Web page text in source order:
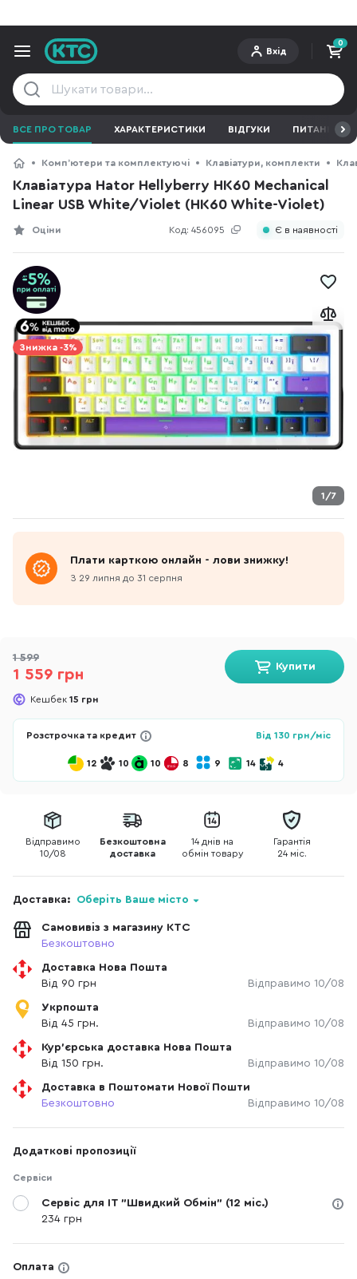
Вхід
0
ВСЕ ПРО ТОВАР ХАРАКТЕРИСТИКИ ВІДГУКИ ПИТАННЯ ТА
Компʼютери та комплектуючі Клавіатури, комплекти
Клавіатура Hator Hellyberry HK60 Mechanical
Linear USB White/Violet (HK60 White-Violet)
Код: 456095
Оціни Є в наявності
1/7
Знижка -3%
Плати карткою онлайн - лови знижку!
З 29 липня до 31 серпня
1 599
1 559 грн
Кешбек 15 грн
Купити
Розстрочка та кредит Від 130 грн/міс
12 10 10 8 9 14 4
Відправимо
10/08
Безкоштовна
доставка
14 днів на
обмін товару
Гарантія
24 міс.
Доставка: Оберіть Ваше місто
Самовивіз з магазину КТС
Безкоштовно
Доставка Нова Пошта
Від 90 грн
Відправимо 10/08
Укрпошта
Від 45 грн.
Відправимо 10/08
Кур'єрська доставка Нова Пошта
Від 150 грн.
Відправимо 10/08
Доставка в Поштомати Нової Пошти
Безкоштовно
Відправимо 10/08
Додаткові пропозиції
Сервіси
Сервіс для IT "Швидкий Обмін" (12 міс.)
234 грн
Оплата